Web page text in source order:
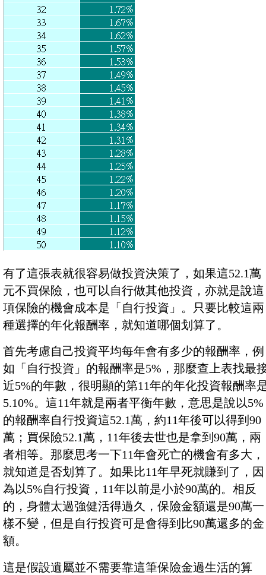
有了這張表就很容易做投資決策了，如果這52.1萬
元不買保險，也可以自行做其他投資，亦就是說這
項保險的機會成本是「自行投資」。只要比較這兩
種選擇的年化報酬率，就知道哪個划算了。
首先考慮自己投資平均每年會有多少的報酬率，例
如「自行投資」的報酬率是5%，那麼查上表找最
近5%的年數，很明顯的第11年的年化投資報酬率
5.10%。這11年就是兩者平衡年數，意思是說以5%
的報酬率自行投資這52.1萬，約11年後可以得到90
萬；買保險52.1萬，11年後去世也是拿到90萬，兩
者相等。那麼思考一下11年會死亡的機會有多大，
就知道是否划算了。如果比11年早死就賺到了，因
為以5%自行投資，11年以前是小於90萬的。相反
的，身體太過強健活得過久，保險金額還是90萬一
樣不變，但是自行投資可是會得到比90萬還多的金
額。
這是假設遺屬並不需要靠這筆保險金過生活的算